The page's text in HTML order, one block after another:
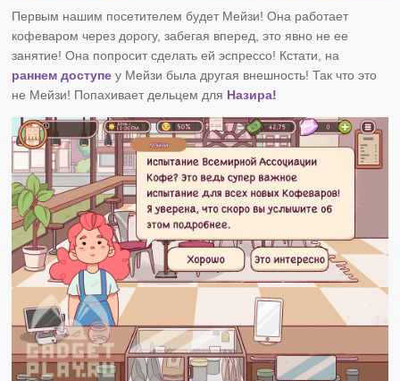
Первым нашим посетителем будет Мейзи! Она работает
кофеваром через дорогу, забегая вперед, это явно не ее
занятие! Она попросит сделать ей эспрессо! Кстати, на
раннем доступе у Мейзи была другая внешность! Так что это
не Мейзи! Попахивает дельцем для Назира!